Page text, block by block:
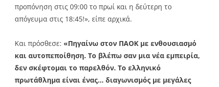
προπόνηση στις 09:00 το πρωί και η δεύτερη το
απόγευμα στις 18:45!», είπε αρχικά.
Και πρόσθεσε: «Πηγαίνω στον ΠΑΟΚ με ενθουσιασμό
και αυτοπεποίθηση. Το βλέπω σαν μια νέα εμπειρία,
δεν σκέφτομαι το παρελθόν. Το ελληνικό
πρωτάθλημα είναι ένας… διαγωνισμός με μεγάλες